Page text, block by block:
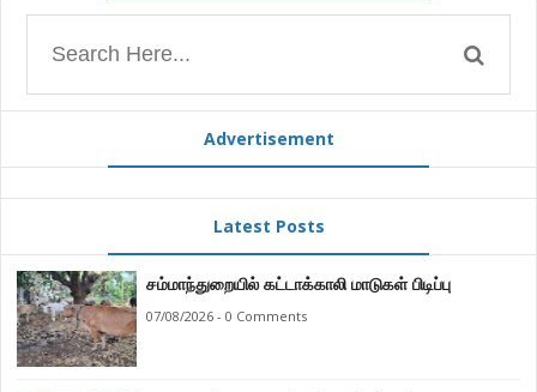
Advertisement
Latest Posts
சம்மாந்துறையில் கட்டாக்காலி மாடுகள் பிடிப்பு
07/08/2026 - 0 Comments